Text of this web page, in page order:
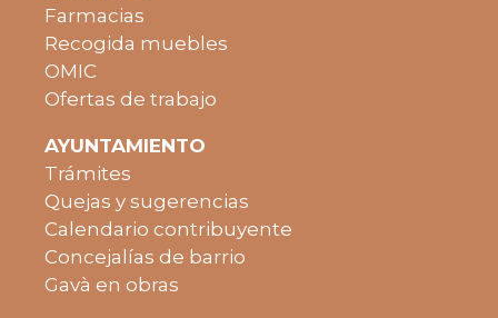
Farmacias
Recogida muebles
OMIC
Ofertas de trabajo
AYUNTAMIENTO
Trámites
Quejas y sugerencias
Calendario contribuyente
Concejalías de barrio
Gavà en obras